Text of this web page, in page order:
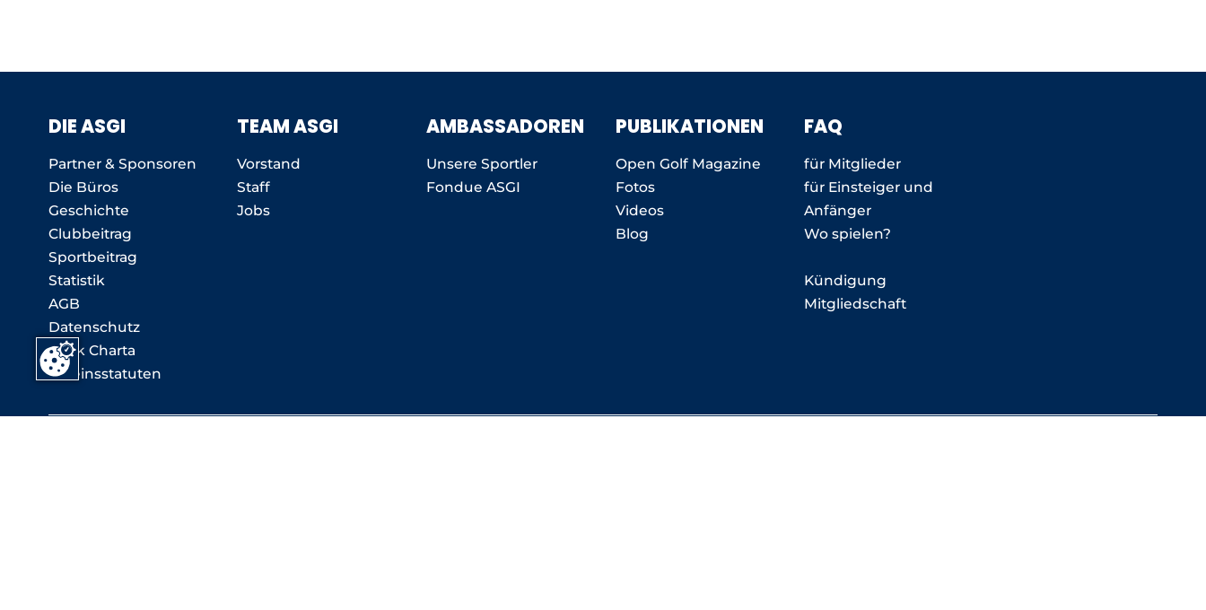
DIE ASGI
Partner & Sponsoren
Die Büros
Geschichte
Clubbeitrag
Sportbeitrag
Statistik
AGB
Datenschutz
Ethik Charta
Vereinsstatuten
TEAM ASGI
Vorstand
Staff
Jobs
AMBASSADOREN
Unsere Sportler
Fondue ASGI
PUBLIKATIONEN
Open Golf Magazine
Fotos
Videos
Blog
FAQ
für Mitglieder
für Einsteiger und
Anfänger
Wo spielen?
Kündigung
Mitgliedschaft